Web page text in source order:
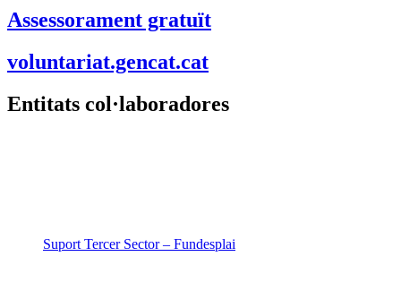
Assessorament gratuït
voluntariat.gencat.cat
Entitats col·laboradores
Suport Tercer Sector – Fundesplai